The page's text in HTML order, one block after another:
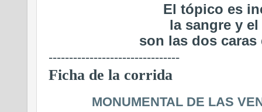
El tópico es
la sangre y
son las dos caras
--------------------------------
Ficha de la corrida
MONUMENTAL DE LAS